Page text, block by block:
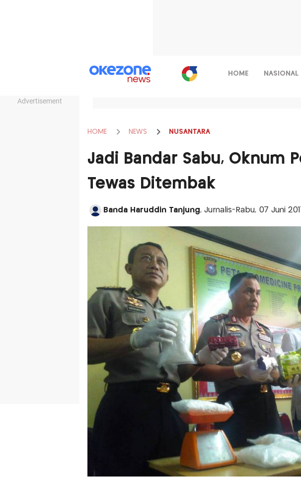
Advertisement
HOME NASIONAL
HOME NEWS NUSANTARA
Jadi Bandar Sabu, Oknum
Tewas Ditembak
Banda Haruddin Tanjung, Jurnalis-Rabu, 07 Juni